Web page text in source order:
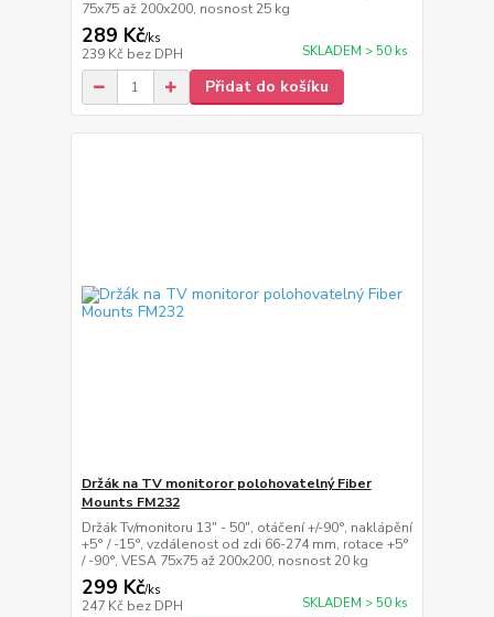
75x75 až 200x200, nosnost 25 kg
289 Kč/ks
239 Kč bez DPH SKLADEM > 50 ks
Přidat do košíku
Držák na TV monitoror polohovatelný Fiber
Mounts FM232
Držák Tv/monitoru 13" - 50", otáčení +/-90°, naklápění
+5° / -15°, vzdálenost od zdi 66-274 mm, rotace +5°
/ -90°, VESA 75x75 až 200x200, nosnost 20 kg
299 Kč/ks
247 Kč bez DPH SKLADEM > 50 ks